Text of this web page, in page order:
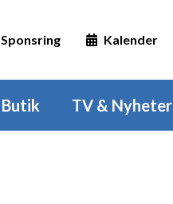
Sponsring Kalender
Butik TV & Nyheter